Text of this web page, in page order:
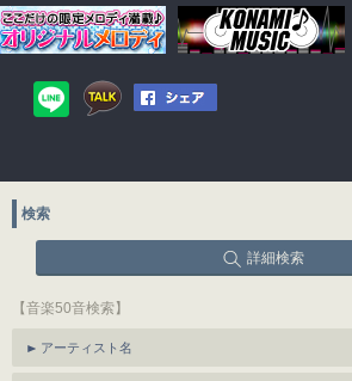
検索
詳細検索
【音楽50音検索】
アーティスト名